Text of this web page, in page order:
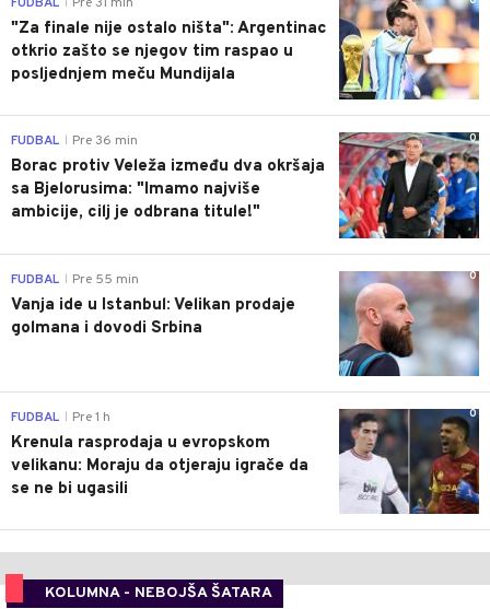
"Za finale nije ostalo ništa": Argentinac
otkrio zašto se njegov tim raspao u
posljednjem meču Mundijala
0
FUDBAL Pre 36 min
Borac protiv Veleža između dva okršaja
sa Bjelorusima: "Imamo najviše
ambicije, cilj je odbrana titule!"
0
FUDBAL Pre 55 min
Vanja ide u Istanbul: Velikan prodaje
golmana i dovodi Srbina
0
FUDBAL Pre 1 h
Krenula rasprodaja u evropskom
velikanu: Moraju da otjeraju igrače da
se ne bi ugasili
KOLUMNA - NEBOJŠA ŠATARA